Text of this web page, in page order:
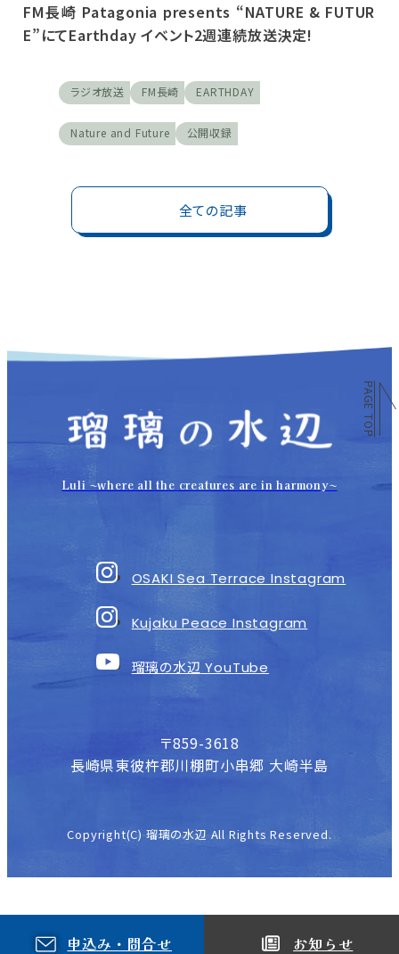
FM長崎 Patagonia presents “NATURE & FUTUR
E”にてEarthday イベント2週連続放送決定!
ラジオ放送 FM長崎 EARTHDAY
Nature and Future 公開収録
全ての記事
Luli 〜where all the creatures are in harmony〜
OSAKI Sea Terrace Instagram
Kujaku Peace Instagram
瑠璃の水辺 YouTube
〒859-3618
長崎県東彼杵郡川棚町小串郷 大崎半島
Copyright(C) 瑠璃の水辺 All Rights Reserved.
PAGE TOP
申込み・問合せ お知らせ